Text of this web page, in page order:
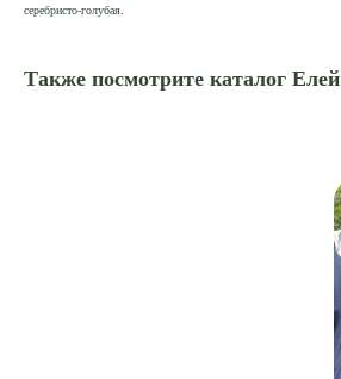
серебристо-голубая.
Также посмотрите каталог Елей